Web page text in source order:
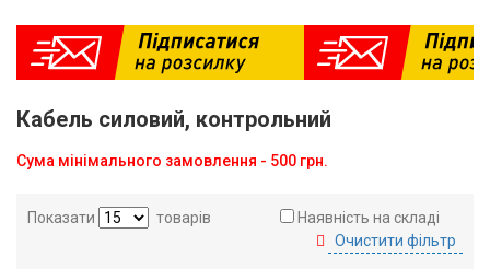
Кабель силовий, контрольний
Сума мінімального замовлення - 500 грн.
Показати товарів
Наявність на складі
Очистити фільтр